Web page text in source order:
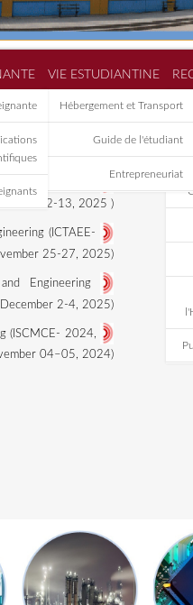
ÉQUIPE
BIBLIOTHÈQUE
Planning des Prêts
Règlement intérieur
Catalogues en ligne
plateforme
plateforme
on Polymer Science and
On Technological Advances in
on Renewable
Applications
Management and Civil